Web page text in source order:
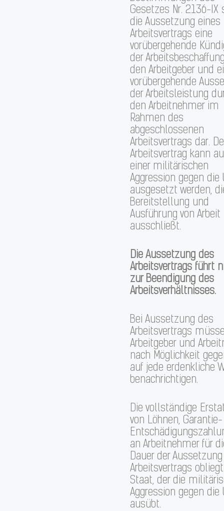
Gesetzes Nr. 2136-
die Aussetzung eines
Arbeitsvertrags eine
vorübergehende
der
den Arbeitgeber und
vorübergehende
der Arbeitsleistung
den Arbeitnehmer im
Rahmen des
abgeschlossenen
Arbeitsvertrags dar.
Arbeitsvertrag kann
einer militärischen
Aggression gegen die
ausgesetzt werden,
Bereitstellung und
Ausführung von Arbeit
ausschließt.
Die Aussetzung des
Arbeitsvertrags führt
zur Beendigung des
Arbeitsverhältnisses.
Bei Aussetzung des
Arbeitsvertrags
Arbeitgeber und
nach Möglichkeit
auf jede erdenkliche
benachrichtigen.
Die vollständige
von Löhnen,
an Arbeitnehmer für
Dauer der
Arbeitsvertrags
Staat, der die
Aggression gegen die
ausübt.